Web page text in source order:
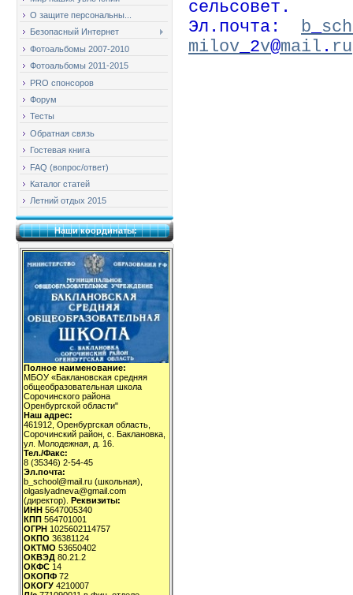
О защите персональны...
Безопасный Интернет
Фотоальбомы 2007-2010
Фотоальбомы 2011-2015
PRO спонсоров
Форум
Тесты
Обратная связь
Гостевая книга
FAQ (вопрос/ответ)
Каталог статей
Летний отдых 2015
Наши координаты:
Полное наименование:
МБОУ «Баклановская средняя
общеобразовательная школа
Сорочинского района
Оренбургской области"
Наш адрес:
461912, Оренбургская область,
Сорочинский район, с. Баклановка,
ул. Молодежная, д. 16.
Тел./Факс:
8 (35346) 2-54-45
Эл.почта:
b_school@mail.ru (школьная),
olgaslyadneva@gmail.com
(директор). Реквизиты:
ИНН 5647005340
КПП 564701001
ОГРН 1025602114757
ОКПО 36381124
ОКТМО 53650402
ОКВЭД 80.21.2
ОКФС 14
ОКОПФ 72
ОКОГУ 4210007
сельсовет.
Эл.почта: b_
milov_2v@mail . ru